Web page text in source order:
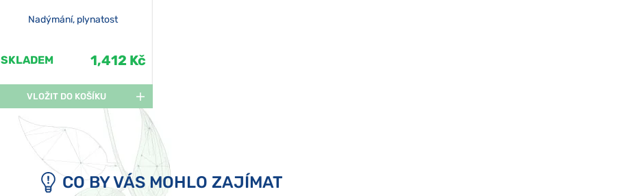
Nadýmání, plynatost
SKLADEM 1,412 Kč
VLOŽIT DO KOŠÍKU
CO BY VÁS MOHLO ZAJÍMAT